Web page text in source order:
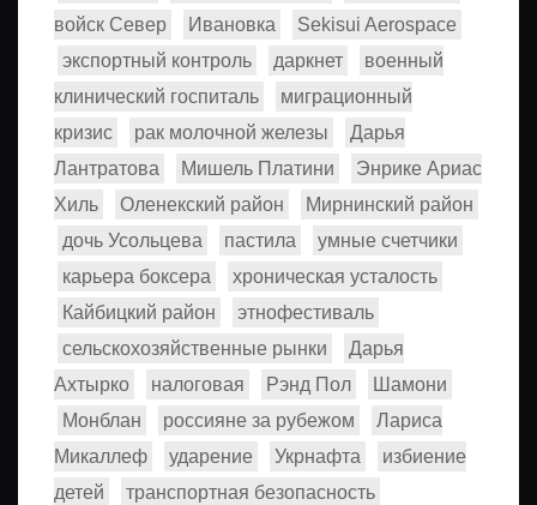
войск Север
Ивановка
Sekisui Aerospace
экспортный контроль
даркнет
военный
клинический госпиталь
миграционный
кризис
рак молочной железы
Дарья
Лантратова
Мишель Платини
Энрике Ариас
Хиль
Оленекский район
Мирнинский район
дочь Усольцева
пастила
умные счетчики
карьера боксера
хроническая усталость
Кайбицкий район
этнофестиваль
сельскохозяйственные рынки
Дарья
Ахтырко
налоговая Рэнд Пол
Шамони
Монблан
россияне за рубежом
Лариса
Микаллеф
ударение Укрнафта
избиение
детей
транспортная безопасность